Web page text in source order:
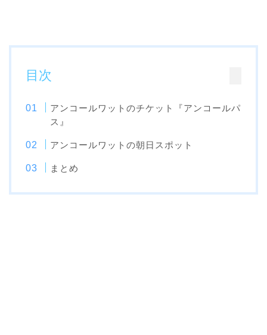
目次
アンコールワットのチケット『アンコールパ
ス』
アンコールワットの朝日スポット
まとめ